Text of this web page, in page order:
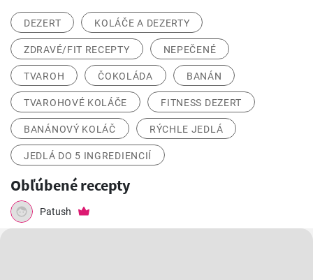
DEZERT KOLÁČE A DEZERTY
ZDRAVÉ/FIT RECEPTY NEPEČENÉ
TVAROH ČOKOLÁDA BANÁN
TVAROHOVÉ KOLÁČE FITNESS DEZERT
BANÁNOVÝ KOLÁČ RÝCHLE JEDLÁ
JEDLÁ DO 5 INGREDIENCIÍ
Obľúbené recepty
Patush